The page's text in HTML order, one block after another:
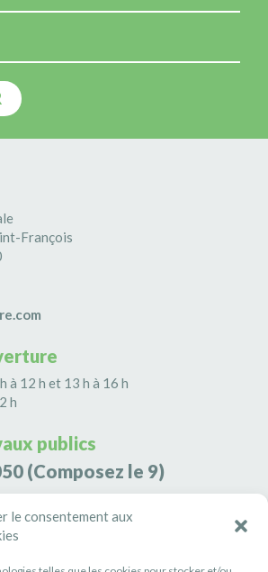
le consentement aux
François
à 12 h et 13 h à 16 h
h
publics
(Composez le 9)
S3K9